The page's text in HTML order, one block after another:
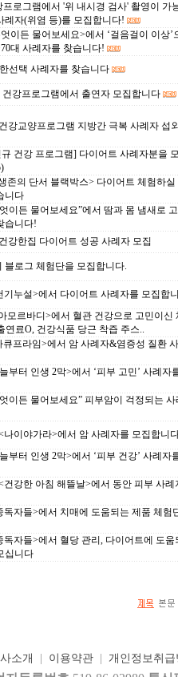
프로그램에서 '위 내시경 검사' 촬영이 가
례자(위염 등)를 모집합니다!
이든 물어보세요>에서 ‘걸음걸이 이상’
대 사례자를 찾습니다!
선택 사례자를 찾습니다
건강프로그램에서 출연자 모집합니다
강교양프로그램 지방간 극복 사례자 섭외
건강 프로그램] 다이어트 사례자분을
존의 단서 블랙박스> 다이어트 체험하실
니다
이든 물어보세요”에서 땀과 몸 냄새로
습니다!
강한집 다이어트 성공 사례자 모집
블로그 체험단을 모집합니다.
기누설>에서 다이어트 사례자를 모집합
모르바디>에서 혈관 건강으로 고민이신
연료O, 건강식품 당근 착즙 주스..
큐프라임>에서 암 사례자&염증성 질환
부터 인생 2막>에서 ‘피부 고민’ 사례자
이든 물어보세요” 피부암이 걱정되는
나이야가라>에서 암 사례자를 모집합니
부터 인생 2막>에서 ‘피부 건강’ 사례자
건강한 아침 해뜰날>에서 동안 피부 사례
독자들>에서 치매에 도움되는 제품 체험
독자들>에서 혈당 관리, 다이어트에 도움
십니다
소개 이용약관| 개인정보취급